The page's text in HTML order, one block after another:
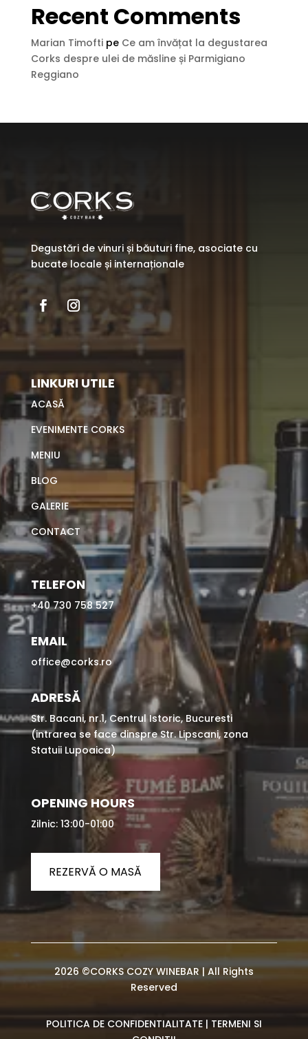
Recent Comments
Marian Timoftipe Ce am învățat la degustarea
Corks despre ulei de măsline și Parmigiano
Reggiano
Degustări de vinuri și băuturi fine, asociate cu
bucate locale și internaționale
LINKURI UTILE
ACASĂ
EVENIMENTE CORKS
MENIU
BLOG
GALERIE
CONTACT
TELEFON
+40 730 758 527
EMAIL
office@corks.ro
ADRESĂ
Str. Bacani, nr.1, Centrul Istoric, Bucuresti
(intrarea se face dinspre Str. Lipscani, zona
Statuii Lupoaica)
OPENING HOURS
Zilnic: 13:00-01:00
REZERVĂ O MASĂ
2026 ©CORKS COZY WINEBAR | All Rights
Reserved
POLITICA DE CONFIDENTIALITATE| TERMENI SI